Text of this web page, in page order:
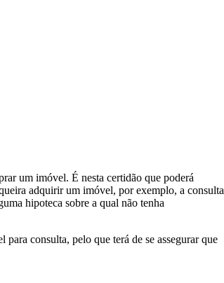
um imóvel. É nesta certidão que poderá
adquirir um imóvel, por exemplo, a consulta
hipoteca sobre a qual não tenha
consulta, pelo que terá de se assegurar que